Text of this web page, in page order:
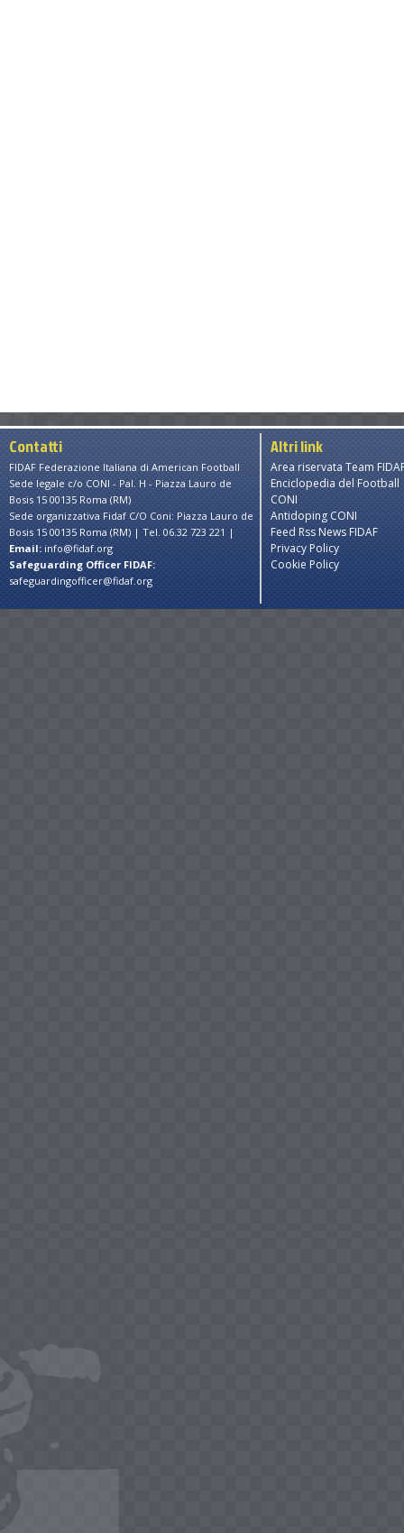
Contatti
FIDAF Federazione Italiana di American Football
Sede legale c/o CONI - Pal. H - Piazza Lauro de
Bosis 15 00135 Roma (RM)
Sede organizzativa Fidaf C/O Coni: Piazza Lauro de
Bosis 15 00135 Roma (RM) | Tel. 06.32 723 221 |
Email: info@fidaf.org
Safeguarding Officer FIDAF:
safeguardingofficer@fidaf.org
Altri link
Area riservata Team
Enciclopedia del Football
CONI
Antidoping CONI
Feed Rss News FIDAF
Privacy Policy
Cookie Policy